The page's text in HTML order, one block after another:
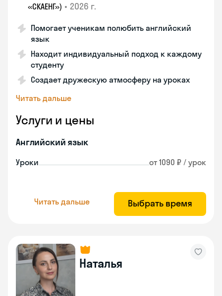
«СКАЕНГ») • 2026 г.
Помогает ученикам полюбить английский
язык
Находит индивидуальный подход к каждому
студенту
Создает дружескую атмосферу на уроках
Читать дальше
Услуги и цены
Английский язык
Уроки от 1090 ₽ / урок
Читать дальше Выбрать время
Наталья